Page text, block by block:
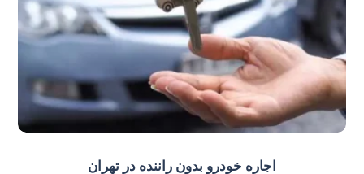
اجاره خودرو بدون راننده در تهران